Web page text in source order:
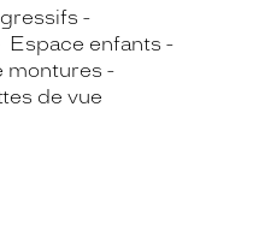
Espace enfants
montures
de vue